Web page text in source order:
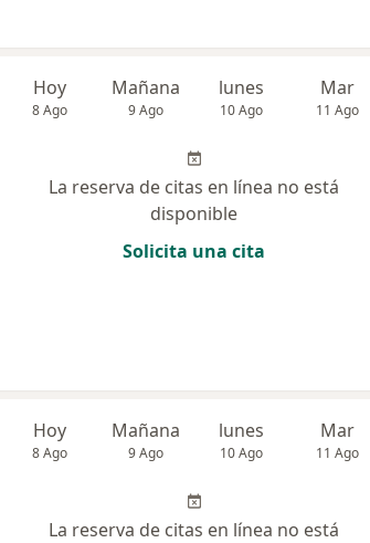
Hoy
8 Ago
Mañana
9 Ago
lunes
10 Ago
Mar
11 Ago
La reserva de citas en línea no está
disponible
Solicita una cita
Hoy
8 Ago
Mañana
9 Ago
lunes
10 Ago
Mar
11 Ago
La reserva de citas en línea no está